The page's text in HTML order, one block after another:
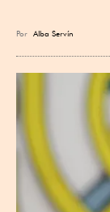
Por Alba Servín